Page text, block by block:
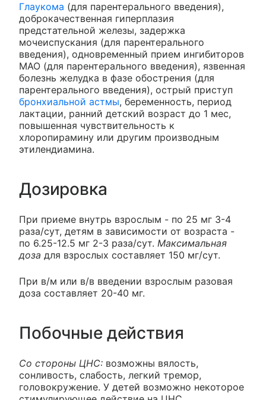
Глаукома (для парентерального введения),
доброкачественная гиперплазия
предстательной железы, задержка
мочеиспускания (для парентерального
введения), одновременный прием ингибиторов
МАО (для парентерального введения), язвенная
болезнь желудка в фазе обострения (для
парентерального введения), острый приступ
бронхиальной астмы, беременность, период
лактации, ранний детский возраст до 1 мес,
повышенная чувствительность к
хлоропирамину или другим производным
этилендиамина.
Дозировка
При приеме внутрь взрослым - по 25 мг 3-4
раза/сут, детям в зависимости от возраста -
по 6.25-12.5 мг 2-3 раза/сут. Максимальная
доза для взрослых составляет 150 мг/сут.
При в/м или в/в введении взрослым разовая
доза составляет 20-40 мг.
Побочные действия
Со стороны ЦНС: возможны вялость,
сонливость, слабость, легкий тремор,
головокружение. У детей возможно некоторое